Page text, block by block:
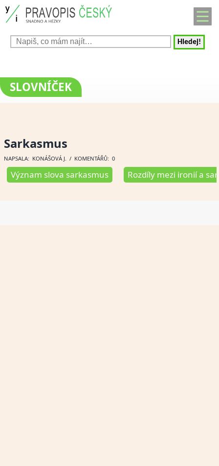
Hledej!
SLOVNÍČEK
Sarkasmus
NAPSALA: KONÁŠOVÁ J. / KOMENTÁŘŮ: 0
Význam slova sarkasmus Rozdíly mezi ironií a